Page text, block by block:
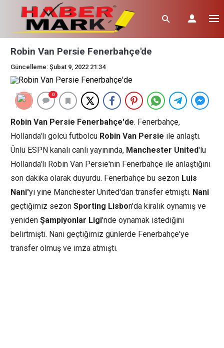
Robin Van Persie Fenerbahçe'de
Güncelleme: Şubat 9, 2022 21:34
0
Robin Van Persie Fenerbahçe'de. Fenerbahçe,
Hollanda'lı golcü futbolcu Robin Van Persie ile anlaştı.
Ünlü ESPN kanalı canlı yayınında, Manchester United'lu
Hollanda'lı Robin Van Persie'nin Fenerbahçe ile anlaştığını
son dakika olarak duyurdu. Fenerbahçe bu sezon Luis
Nani'yi yine Manchester United'dan transfer etmişti. Nani
geçtiğimiz sezon Sporting Lisbon'da kiralık oynamış ve
yeniden Şampiyonlar Ligi'nde oynamak istediğini
belirtmişti. Nani geçtiğimiz günlerde Fenerbahçe'ye
transfer olmuş ve imza atmıştı.